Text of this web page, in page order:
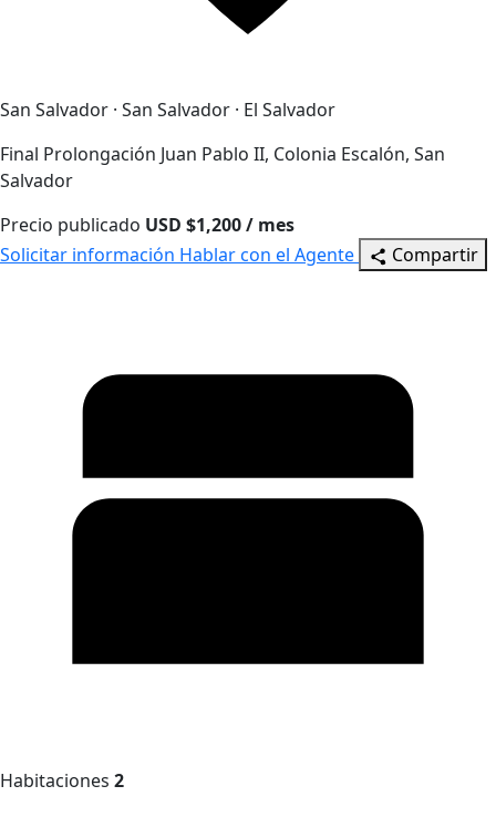
San Salvador · San Salvador · El Salvador
Final Prolongación Juan Pablo II, Colonia Escalón, San
Salvador
Precio publicado USD $1,200 / mes
Solicitar información Hablar con el Agente Compartir
Habitaciones 2